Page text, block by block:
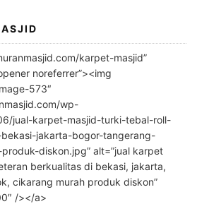
karpet-masjid”
noreferrer”><img
573″
wp-
jual-karpet-masjid-turki-tebal-roll-
jakarta-bogor-tangerang-
diskon.jpg” alt=”jual karpet
berkualitas di bekasi, jakarta,
cikarang murah produk diskon”
/></a>